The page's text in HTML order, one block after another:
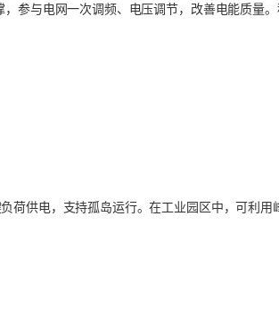
参与电网一次调频、电压调节，改善电能质量
荷供电，支持孤岛运行。在工业园区中，可利